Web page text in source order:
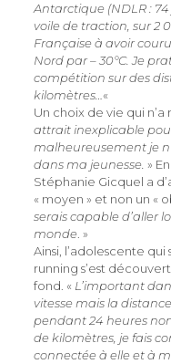
Antarctique (NDLR :
voile de traction, sur 2
Française à avoir
Nord par – 30°C. Je
compétition sur des
kilomètres…«
Un choix de vie qui n’a
attrait inexplicable
malheureusement je
dans ma jeunesse. »
Stéphanie Gicquel a
« moyen » et non un «
serais capable d’aller
monde. »
Ainsi, l’adolescente
running s’est
fond. « L’important
vitesse mais la
pendant 24 heures
de kilomètres, je fais
connectée à elle et à